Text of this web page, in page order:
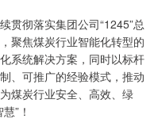
彻落实集团公司“1245”总
聚焦煤炭行业智能化转型的
系统解决方案，同时以标杆
、可推广的经验模式，推动
煤炭行业安全、高效、绿
”！